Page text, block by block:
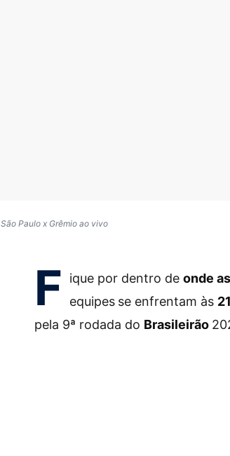
São Paulo x Grêmio ao vivo
F ique por dentro de onde
equipes se enfrentam às
pela 9ª rodada do Brasileirão